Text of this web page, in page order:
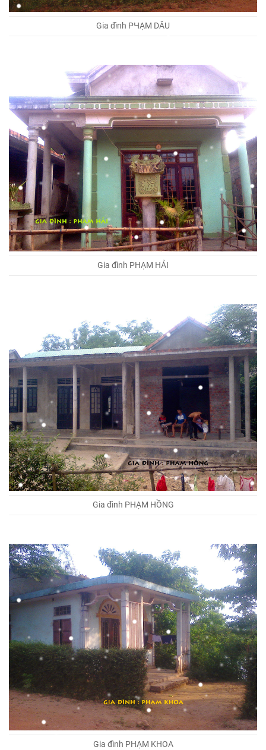
Gia đình PHẠM DÂU
Gia đình PHẠM HẢI
Gia đình PHẠM HỒNG
Gia đình PHẠM KHOA